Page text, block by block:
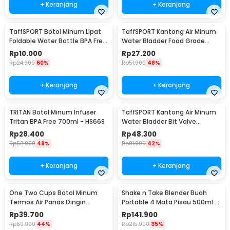
+ Keranjang + Keranjang
TaffSPORT Botol Minum Lipat
Foldable Water Bottle BPA Free
700ml - S29
Rp10.000
Rp24.900 60%
+ Keranjang
TaffSPORT Kantong Air Minum
Water Bladder Food Grade
Hydration Bag 2L - SD16
Rp27.200
Rp51.900 48%
+ Keranjang
TRITAN Botol Minum Infuser
Tritan BPA Free 700ml - HS668
Rp28.400
Rp53.900 48%
+ Keranjang
TaffSPORT Kantong Air Minum
Water Bladder Bit Valve
Hydration Bag 2L - SD16
Rp48.300
Rp81.900 42%
+ Keranjang
One Two Cups Botol Minum
Termos Air Panas Dingin
Stainless Steel 260ml -
AQW575
Rp39.700
Rp69.900 44%
Shake n Take Blender Buah
Portable 4 Mata Pisau 500ml -
VT-04
Rp141.900
Rp215.900 35%